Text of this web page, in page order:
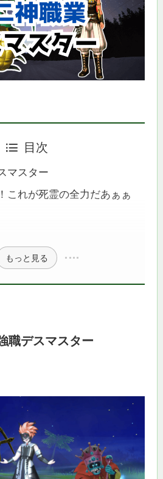
目次
マスター
これが死霊の全力だあぁぁ
もっと見る
職デスマスター